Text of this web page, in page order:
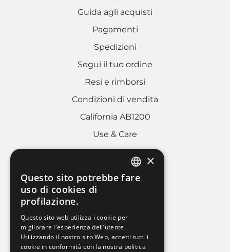
Guida agli acquisti
Pagamenti
Spedizioni
Segui il tuo ordine
Resi e rimborsi
Condizioni di vendita
California AB1200
Use & Care
AREA LEGALE
Cookies policy
Whistleblowing
Dati societari
ITALIAN
×
Questo sito potrebbe fare
uso di cookies di
profilazione.
Questo sito web utilizza i cookie per
migliorare l'esperienza dell'utente.
Utilizzando il nostro sito Web, accetti tutti i
cookie in conformità con la nostra politica